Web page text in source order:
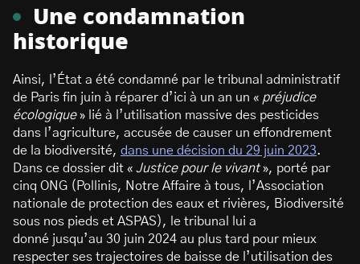
Une condamnation
historique
Ainsi, l’État a été condamné par le tribunal administratif
de Paris fin juin à réparer d’ici à un an un « préjudice
écologique» lié à l’utilisation massive des pesticides
dans l’agriculture, accusée de causer un effondrement
de la biodiversité, dans une décision du 29 juin 2023.
Dans ce dossier dit « Justice pour le vivant», porté par
cinq ONG (Pollinis, Notre Affaire à tous, l’Association
nationale de protection des eaux et rivières, Biodiversité
sous nos pieds et ASPAS), le tribunal lui a
donné jusqu’au 30 juin 2024 au plus tard pour mieux
respecter ses trajectoires de baisse de l’utilisation des